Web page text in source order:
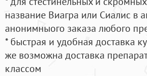
название Виагра или Сиалис в
анонимныого заказа любого
* быстрая и удобная доставка
же возможна доставка
классом